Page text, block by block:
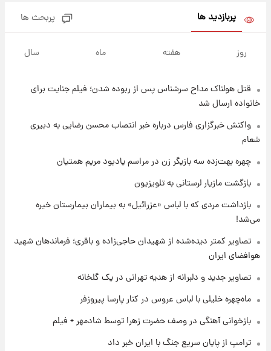
۵ ساعت پیش
۱۹ ساعت پیش
یک پیش ‌بینی مهم برای قیمت دلار، طلا و سکه
بازیکن به درد نخور استقلال با مقصد اروپا این
تیم را ترک کرد!
۱ روز پیش
قیمت خودروهای سایپا تغییر کرد؛ لیست قیمت
جمعه ۱۶ مرداد منتشر شد
جدول قیمت ایران‌خودرو امروز جمعه ۱۶ مرداد؛
قیمت‌ها تغییر کرد
پربازدید ها پربحث ها
هولناک مداح سرشناس پس از ربوده شدن؛ فیلم جنایت برای
ارسال شد
خبرگزاری فارس درباره خبر انتصاب محسن رضایی به دبیری
بهت‌زده سه بازیگر زن در مراسم یادبود مریم همتیان
مازیار لرستانی به تلویزیون
مردی که با لباس «عزرائیل» به بیماران بیمارستان خیره
کمتر دیده‌شده از شهیدان حاجی‌زاده و باقری؛ فرماندهان شهید
ایران
جدید و دلبرانه از هدیه تهرانی در یک گلخانه
خلیلی با لباس عروس در کنار پارسا پیروزفر
آهنگی در وصف حضرت زهرا توسط شادمهر + فیلم
از پایان سریع جنگ با ایران خبر داد